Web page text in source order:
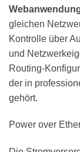
gleichen
Kontrolle über
und
Routing-
der in
gehört.
Power over